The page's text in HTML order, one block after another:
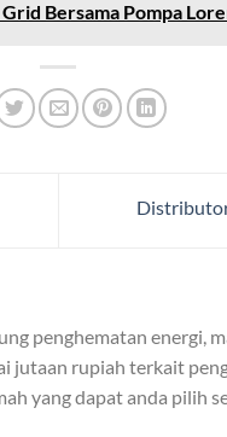
Bersama Pompa
penghematan energi,
jutaan rupiah terkait
yang dapat anda pilih